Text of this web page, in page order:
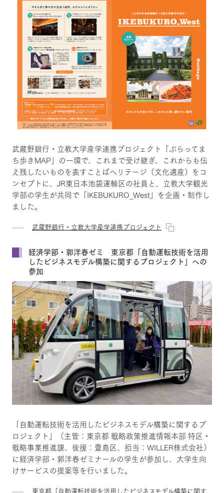
武蔵野銀行・立教大学産学連携プロジェクト「ぶらってま
ち歩きMAP」の一環で、これまで受け継ぎ、これからも伝
え残したいものを表すことばヘリテージ（文化遺産）をコ
ンセプトに、JR東日本池袋運輸区の社員と、立教大学観光
学部の学生が共同で「IKEBUKURO_West」を企画・制作し
ました。
武蔵野銀行・立教大学産学連携プロジェクト
経済学部・郭洋春ゼミ 東京都「自動運転技術を活用
したビジネスモデル構築に関するプロジェクト」への
参加
「自動運転技術を活用したビジネスモデル構築に関するプ
ロジェクト」（主管：東京都 戦略政策推進情報本部 特区・
戦略事業推進課、後援：豊島区、担当：WILLER株式会社）
に経済学部・郭洋春ゼミナールの学生が参加し、大学生向
けサービスの提案等を行いました。
東京都「自動運転技術を活用したビジネスモデル構築に関す